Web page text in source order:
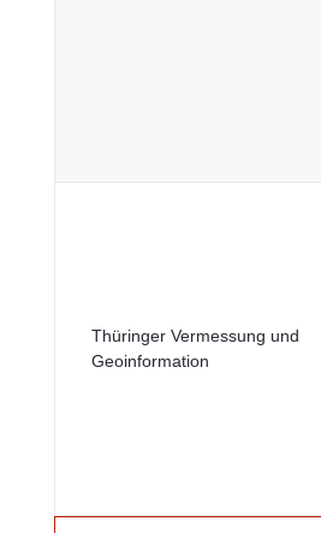
Thüringer Vermessung und
Geoinformation